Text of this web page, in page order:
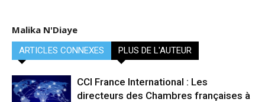
Malika N'Diaye
ARTICLES CONNEXES PLUS DE L'AUTEUR
CCI France International : Les
directeurs des Chambres françaises à